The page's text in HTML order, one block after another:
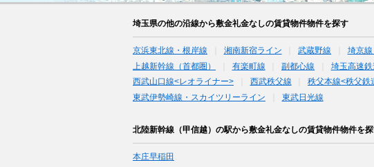
埼玉県の他の沿線から敷金礼金なしの賃貸物件物件を探す
京浜東北線・根岸線 湘南新宿ライン 武蔵野線 埼京線
上越新幹線（首都圏）
有楽町線 副都心線 埼玉高速鉄
西武山口線<レオライナー>
西武秩父線 秩父本線<秩父鉄
東武伊勢崎線・スカイツリーライン
東武日光線
北陸新幹線（甲信越）の駅から敷金礼金なしの賃貸物件物件を
本庄早稲田